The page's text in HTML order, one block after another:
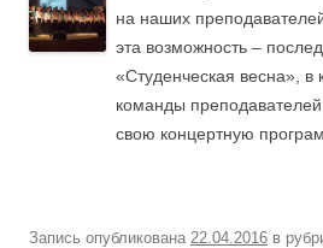
на наших
эта возможность –
«Студенческая весна», в
команды
свою концертную
Запись опубликована 22.04.2016 в